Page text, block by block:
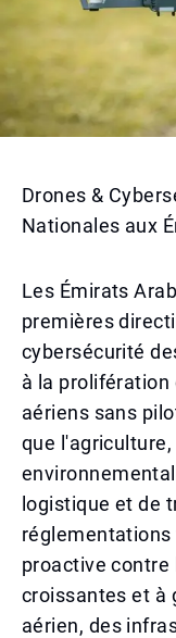
Drones &
Nationales aux
Les Émirats
premières
cybersécurité
à la prolifération
aériens sans
que
logistique et de
réglementations
proactive contre
croissantes et à
aérien, des